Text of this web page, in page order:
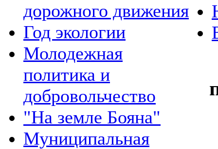
дорожного движения
Год экологии
Молодежная
политика и
добровольчество
"На земле Бояна"
Муниципальная